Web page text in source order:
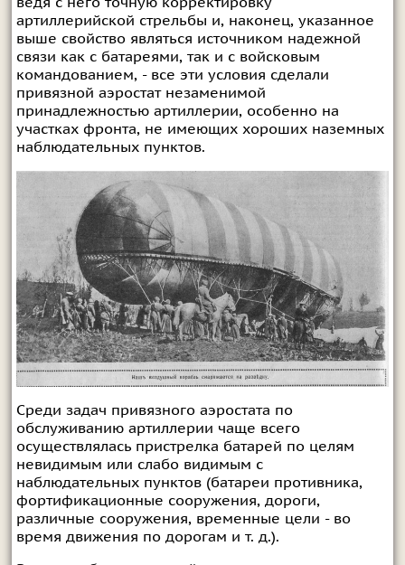
артиллерийской стрельбы и, наконец, указанное
выше свойство являться источником надежной
связи как с батареями, так и с войсковым
командованием, - все эти условия сделали
привязной аэростат незаменимой
принадлежностью артиллерии, особенно на
участках фронта, не имеющих хороших наземных
наблюдательных пунктов.
Среди задач привязного аэростата по
обслуживанию артиллерии чаще всего
осуществлялась пристрелка батарей по целям
невидимым или слабо видимым с
наблюдательных пунктов (батареи противника,
фортификационные сооружения, дороги,
различные сооружения, временные цели - во
время движения по дорогам и т. д.).